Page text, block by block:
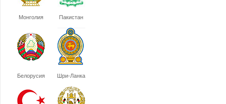
Монголия Пакистан
Белорусия Шри-Ланка